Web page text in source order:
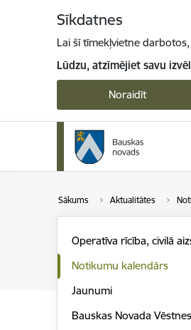
Sīkdatnes
Lai šī tīmekļvietne
Lūdzu, atzīmējiet savu
Noraidīt
Sākums Aktualitātes
Operatīva rīcība, civilā
Notikumu kalendārs
Jaunumi
Bauskas Novada